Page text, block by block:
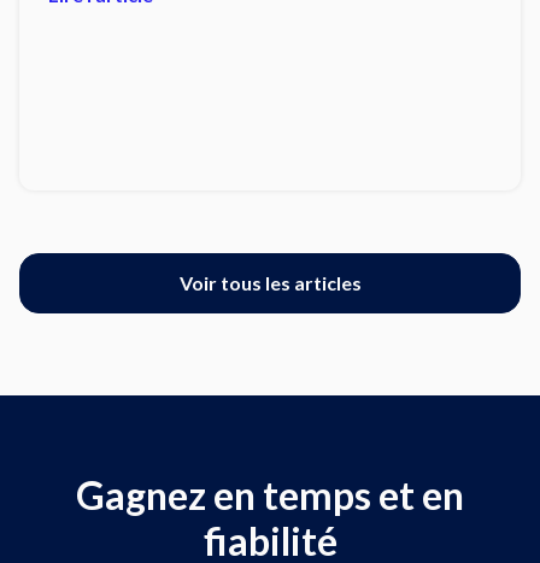
Voir tous les articles
Gagnez en temps et en
fiabilité